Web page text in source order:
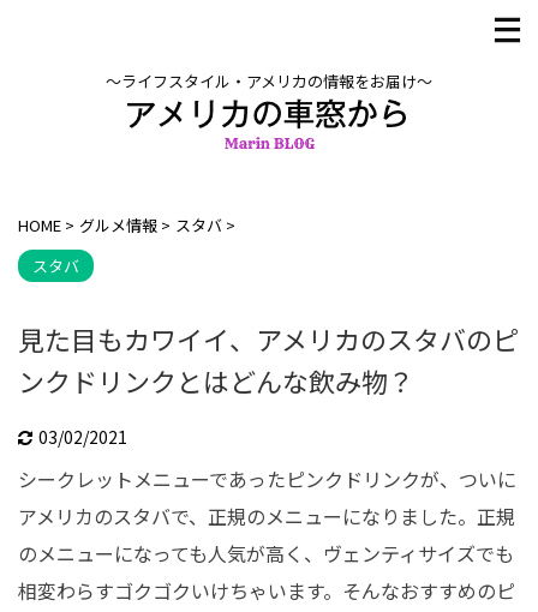
〜ライフスタイル・アメリカの情報をお届け〜
HOME > グルメ情報 > スタバ >
スタバ
見た目もカワイイ、アメリカのスタバのピ
ンクドリンクとはどんな飲み物？
03/02/2021
シークレットメニューであったピンクドリンクが、ついに
アメリカのスタバで、正規のメニューになりました。正規
のメニューになっても人気が高く、ヴェンティサイズでも
相変わらすゴクゴクいけちゃいます。そんなおすすめのピ